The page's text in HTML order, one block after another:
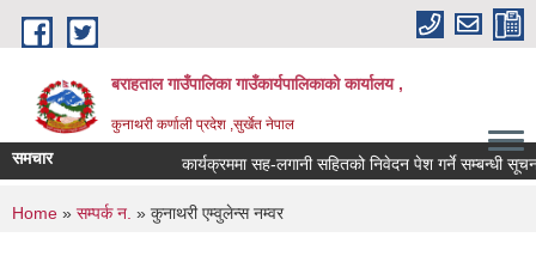
Skip to main content
बराहताल गाउँपालिका गाउँकार्यपालिकाको कार्यालय ,
कुनाथरी कर्णाली प्रदेश ,सुर्खेत नेपाल
समचार कार्यक्रममा सह-लगानी सहितको निवेदन पेश गर्ने सम्बन्धी सूचना
You are here
Home » सम्पर्क न. » कुनाथरी एम्वुलेन्स नम्वर